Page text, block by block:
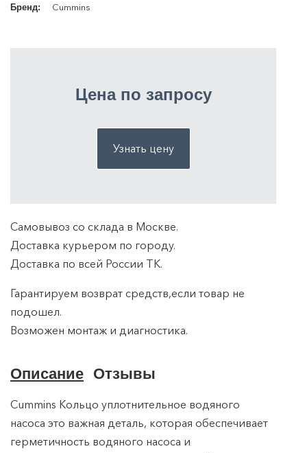
Бренд: Cummins
Цена по запросу
Узнать цену
Самовывоз со склада в Москве.
Доставка курьером по городу.
Доставка по всей России ТK.
Гарантируем возврат средств,если товар не
подошел.
Возможен монтаж и диагностика.
Описание Отзывы
Cummins Кольцо уплотнительное водяного
насоса это важная деталь, которая обеспечивает
герметичность водяного насоса и